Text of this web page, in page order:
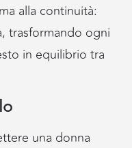
alla continuità:
trasformando ogni
in equilibrio tra
una donna